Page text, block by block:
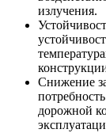
излучения.
Снижение
дорожной